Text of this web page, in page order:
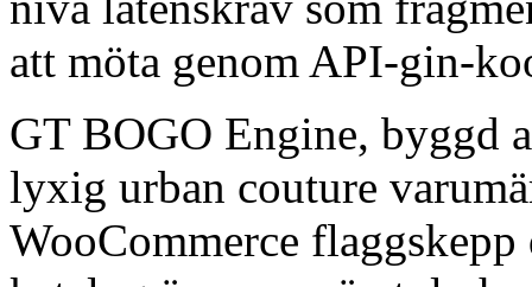
att möta genom API-gin-
GT BOGO Engine, byggd
lyxig urban couture
WooCommerce